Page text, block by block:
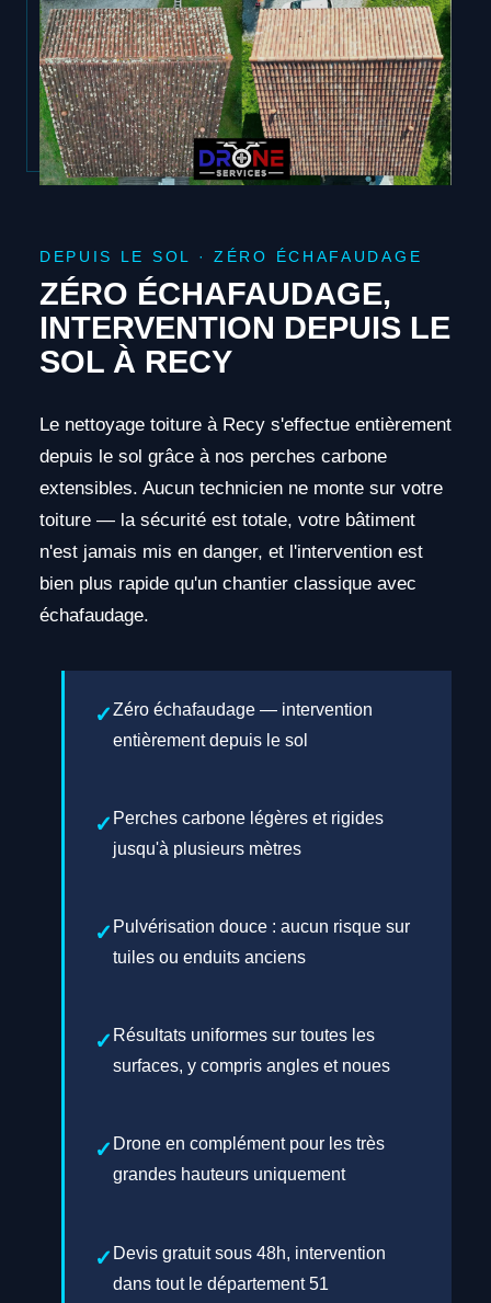
DEPUIS LE SOL · ZÉRO ÉCHAFAUDAGE
ZÉRO ÉCHAFAUDAGE,
INTERVENTION DEPUIS LE
SOL À RECY
Le nettoyage toiture à Recy s'effectue entièrement
depuis le sol grâce à nos perches carbone
extensibles. Aucun technicien ne monte sur votre
toiture — la sécurité est totale, votre bâtiment
n'est jamais mis en danger, et l'intervention est
bien plus rapide qu'un chantier classique avec
échafaudage.
Zéro échafaudage — intervention
entièrement depuis le sol
Perches carbone légères et rigides
jusqu'à plusieurs mètres
Pulvérisation douce : aucun risque sur
tuiles ou enduits anciens
Résultats uniformes sur toutes les
surfaces, y compris angles et noues
Drone en complément pour les très
grandes hauteurs uniquement
Devis gratuit sous 48h, intervention
dans tout le département 51